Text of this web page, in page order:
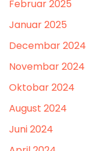
Februar 2025
Januar 2025
Decembar 2024
Novembar 2024
Oktobar 2024
August 2024
Juni 2024